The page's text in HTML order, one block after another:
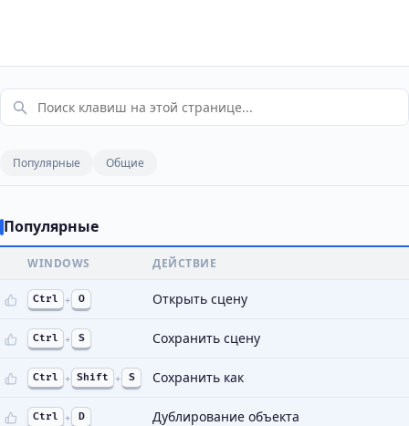
Популярные Общие
Популярные
WINDOWS ДЕЙСТВИЕ
Ctrl + O Открыть сцену
Ctrl + S Сохранить сцену
Ctrl + Shift + S Сохранить как
Ctrl + D Дублирование объекта